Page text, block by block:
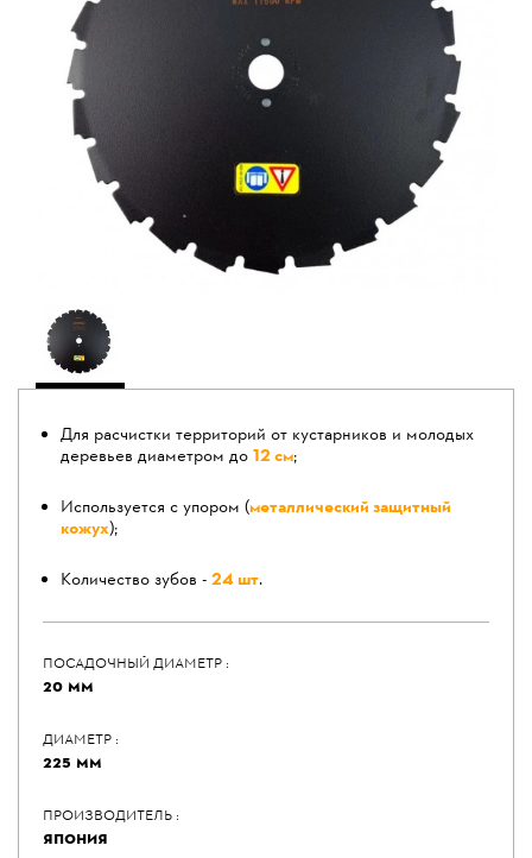
Для расчистки территорий от кустарников и молодых
деревьев диаметром до12 см;
Используется с упором (металлический защитный
кожух);
Количество зубов -24 шт.
ПОСАДОЧНЫЙ ДИАМЕТР :
20 ММ
ДИАМЕТР :
225 ММ
ПРОИЗВОДИТЕЛЬ :
ЯПОНИЯ